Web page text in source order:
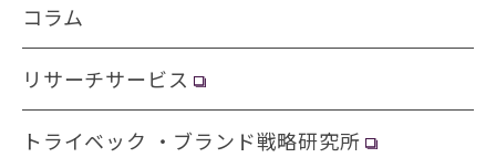
コラム
リサーチサービス
トライベック ・ブランド戦略研究所